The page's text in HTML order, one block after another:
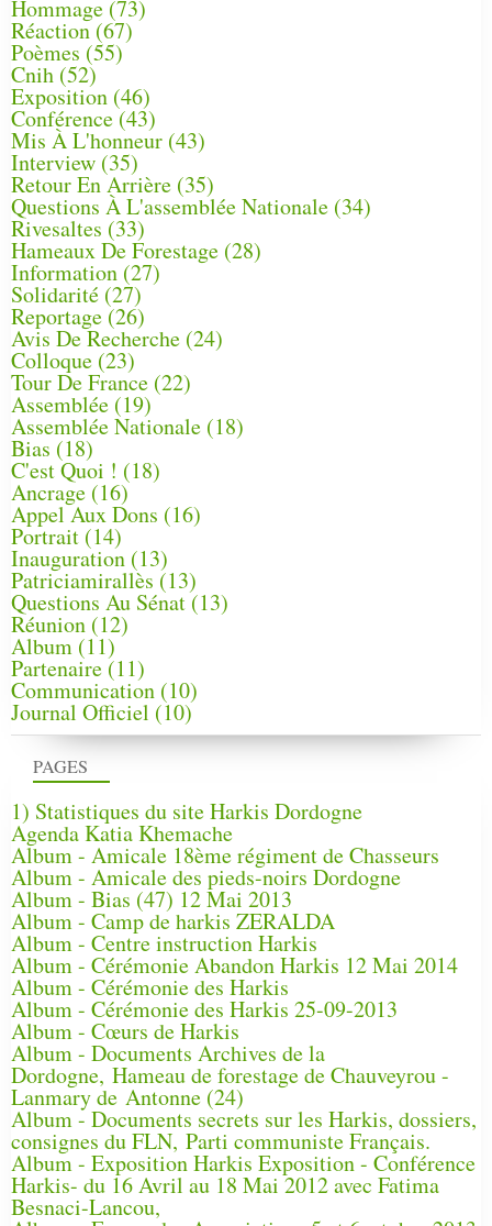
PAGES
1) Statistiques du site Harkis Dordogne
Agenda Katia Khemache
Album - Amicale 18ème régiment de Chasseurs
Album - Amicale des pieds-noirs Dordogne
Album - Bias (47) 12 Mai 2013
Album - Camp de harkis ZERALDA
Album - Centre instruction Harkis
Album - Cérémonie Abandon Harkis 12 Mai 2014
Album - Cérémonie des Harkis
Album - Cérémonie des Harkis 25-09-2013
Album - Cœurs de Harkis
Album - Documents Archives de la
Dordogne, Hameau de forestage de Chauveyrou -
Lanmary de Antonne (24)
Album - Documents secrets sur les Harkis, dossiers,
consignes du FLN, Parti communiste Français.
Album - Exposition Harkis Exposition - Conférence
Harkis- du 16 Avril au 18 Mai 2012 avec Fatima
Besnaci-Lancou,
Hommage (73)
Réaction(67)
Poèmes (55)
Cnih (52)
Exposition (46)
Conférence(43)
Mis À L'honneur (43)
Interview (35)
Retour En Arrière (35)
Questions À L'assemblée Nationale (34)
Rivesaltes (33)
Hameaux De Forestage (28)
Information (27)
Solidarité (27)
Reportage(26)
Avis De Recherche (24)
Colloque (23)
Tour De France (22)
Assemblée (19)
Assemblée Nationale (18)
Bias (18)
C'est Quoi ! (18)
Ancrage (16)
Appel Aux Dons (16)
Portrait (14)
Inauguration (13)
Patriciamirallès (13)
Questions Au Sénat(13)
Réunion (12)
Album (11)
Partenaire(11)
Communication (10)
Journal Officiel (10)